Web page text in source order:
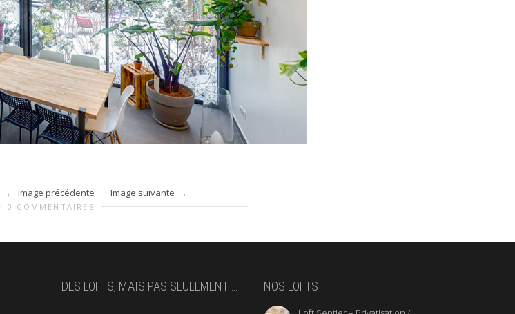
Image précédente Image suivante
0 COMMENTAIRES
DES LOFTS, MAIS PAS SEULEMENT … NOS LOFTS